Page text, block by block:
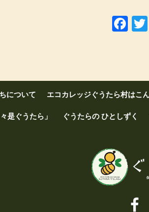
について エコカレッジぐうたら村はこ
是ぐうたら」 ぐうたらの ひとしずく